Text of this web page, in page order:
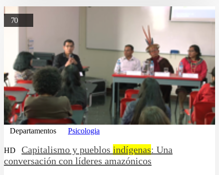
70
Departamentos Psicologia
HD Capitalismo y pueblos indígenas: Una
conversación con líderes amazónicos